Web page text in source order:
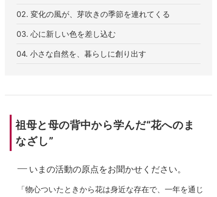
02. 変化の風が、芽吹きの季節を連れてくる
03. 心に新しい色を差し込む
04. 小さな自然を、暮らしに創り出す
祖母と母の背中から学んだ“花へのま
なざし”
いまの活動の原点をお聞かせください。
「物心ついたときから花は身近な存在で、一年を通じ